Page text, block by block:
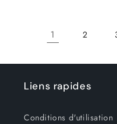
1 2
Liens rapides
Conditions d'utilisation